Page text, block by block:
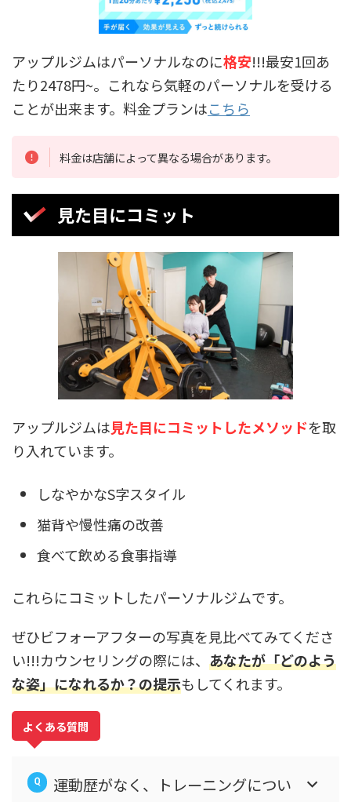
アップルジムはパーソナルなのに格安!!!最安1回あ
たり2478円~。これなら気軽のパーソナルを受ける
ことが出来ます。料金プランはこちら
料金は店舗によって異なる場合があります。
見た目にコミット
アップルジムは見た目にコミットしたメソッドを取
り入れています。
しなやかなS字スタイル
猫背や慢性痛の改善
食べて飲める食事指導
これらにコミットしたパーソナルジムです。
ぜひビフォーアフターの写真を見比べてみてくださ
い!!!カウンセリングの際には、 あなたが「どのよう
な姿」になれるか？の提示もしてくれます。
よくある質問
運動歴がなく、トレーニングについ